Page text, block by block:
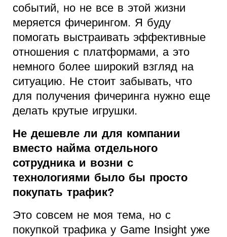
событий, но не все в этой жизни
меряется фичерингом. Я буду
помогать выстраивать эффективные
отношения с платформами, а это
немного более широкий взгляд на
ситуацию. Не стоит забывать, что
для получения фичеринга нужно еще
делать крутые игрушки.
Не дешевле ли для компании
вместо найма отдельного
сотрудника и возни с
технологиями было бы просто
покупать трафик?
Это совсем не моя тема, но с
покупкой трафика у Game Insight уже